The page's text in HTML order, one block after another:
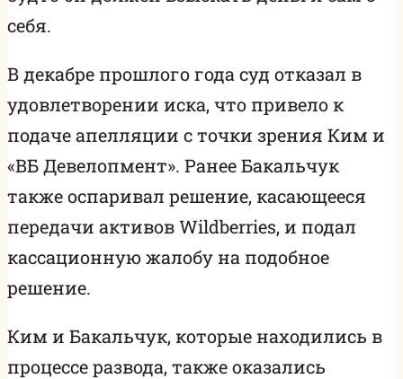
себя.
В декабре прошлого года суд отказал в
удовлетворении иска, что привело к
подаче апелляции с точки зрения Ким и
«ВБ Девелопмент». Ранее Бакальчук
также оспаривал решение, касающееся
передачи активов Wildberries, и подал
кассационную жалобу на подобное
решение.
Ким и Бакальчук, которые находились в
процессе развода, также оказались